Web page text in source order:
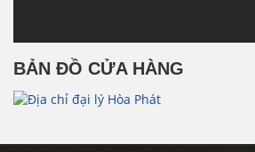
BẢN ĐỒ CỬA HÀNG